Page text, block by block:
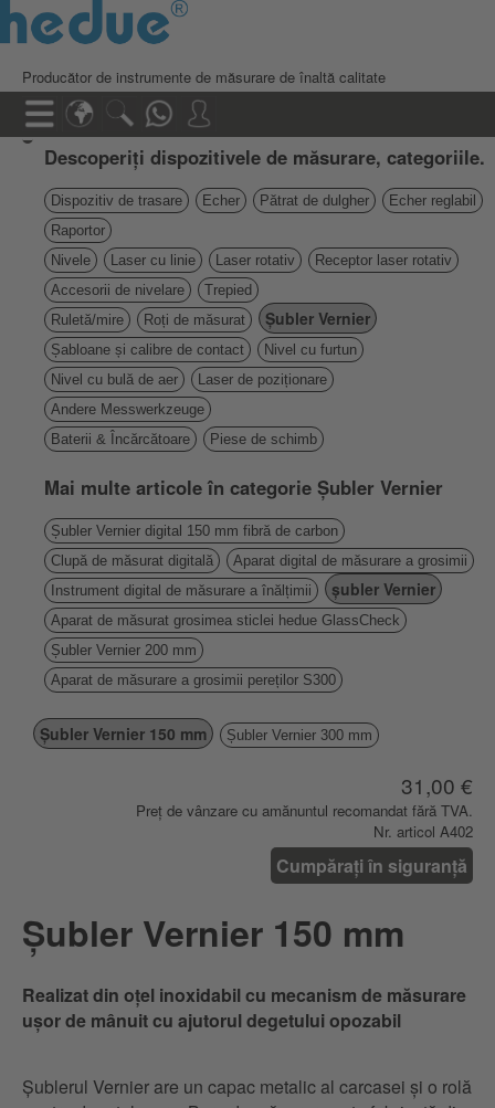
Producător de instrumente de măsurare de înaltă calitate
Descoperiți dispozitivele de măsurare, categoriile.
Dispozitiv de trasare Echer Pătrat de dulgher
Echer reglabil
Raportor
Nivele
Laser cu linie Laser rotativ
Receptor laser rotativ
Accesorii de nivelare
Trepied
Ruletă/mire
Roți de măsurat Șubler Vernier
Șabloane și calibre de contact
Nivel cu furtun
Nivel cu bulă de aer
Laser de poziționare
Andere Messwerkzeuge
Baterii & Încărcătoare
Piese de schimb
Mai multe articole în categorie Șubler Vernier
Șubler Vernier digital 150 mm fibră de carbon
Clupă de măsurat digitală
Aparat digital de măsurare a grosimii
Instrument digital de măsurare a înălțimii
șubler Vernier
Aparat de măsurat grosimea sticlei hedue GlassCheck
Șubler Vernier 200 mm
Aparat de măsurare a grosimii pereților S300
Șubler Vernier 150 mm Șubler Vernier 300 mm
31,00 €
Preț de vânzare cu amănuntul recomandat fără TVA.
Nr. articol A402
Cumpărați în siguranță
Șubler Vernier 150 mm
Realizat din oțel inoxidabil cu mecanism de măsurare
ușor de mânuit cu ajutorul degetului opozabil
Șublerul Vernier are un capac metalic al carcasei și o rolă